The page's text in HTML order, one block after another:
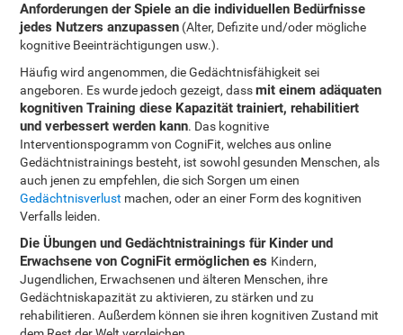
Anforderungen der Spiele an die individuellen Bedürfnisse
jedes Nutzers anzupassen (Alter, Defizite und/oder mögliche
kognitive Beeinträchtigungen usw.).
Häufig wird angenommen, die Gedächtnisfähigkeit sei
angeboren. Es wurde jedoch gezeigt, dassmit einem adäquaten
kognitiven Training diese Kapazität trainiert, rehabilitiert
und verbessert werden kann. Das kognitive
Interventionspogramm von CogniFit, welches aus online
Gedächtnistrainings besteht, ist sowohl gesunden Menschen, als
auch jenen zu empfehlen, die sich Sorgen um einen
Gedächtnisverlust machen, oder an einer Form des kognitiven
Verfalls leiden.
Die Übungen und Gedächtnistrainings für Kinder und
Erwachsene von CogniFit ermöglichen es Kindern,
Jugendlichen, Erwachsenen und älteren Menschen, ihre
Gedächtniskapazität zu aktivieren, zu stärken und zu
rehabilitieren. Außerdem können sie ihren kognitiven Zustand mit